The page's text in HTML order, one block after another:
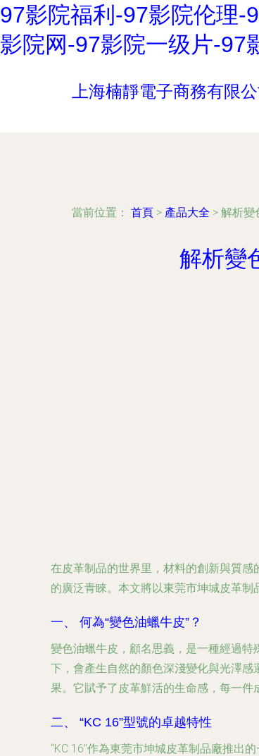
97影院福利-97影院伦理-
影院网-97影院一级片-97
上海楠靜電子商務有限公
當前位置： 首頁 > 產品大全 > 解析變
解析變
在皮革制品的世界里，材料的創新與質
的廣泛青睞。本文將以東莞市坤城皮革制
一、 何為“變色油蠟牛皮”？
變色油蠟牛皮，顧名思義，是一種經過
下，會產生自然的顏色深淺變化與光澤
果。它賦予了皮革鮮活的生命感，每一件
二、 “KC 16”型號的卓越特性
“KC 16”作為東莞市坤城皮革制品廠推出